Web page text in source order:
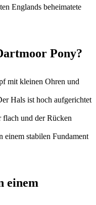
Englands beheimatete
Pony?
mit kleinen Ohren und
Hals ist hoch aufgerichtet
flach und der Rücken
einem stabilen Fundament
einem